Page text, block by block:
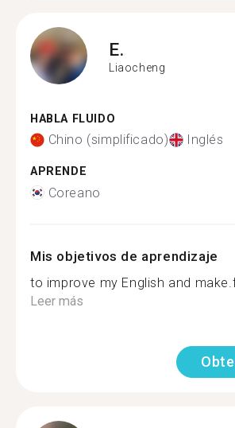
E.
Liaocheng
HABLA FLUIDO
Chino (simplificado) Inglés
APRENDE
Coreano
Mis objetivos de aprendizaje
to improve my English and
Leer más